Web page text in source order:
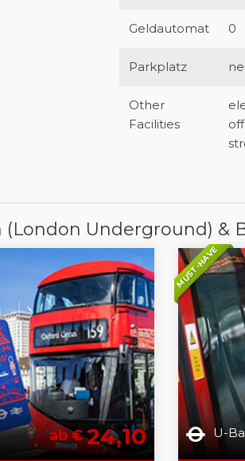
Geldautomat 0
Parkplatz
Other
Facilities
(London Underground) &
ab €24,10
MUST-HAVE
U-